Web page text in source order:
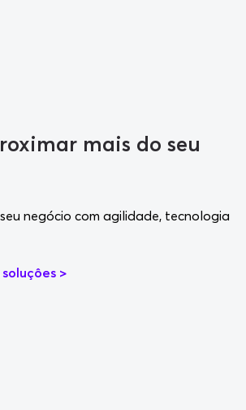
mais do seu
negócio com agilidade, tecnologia
>